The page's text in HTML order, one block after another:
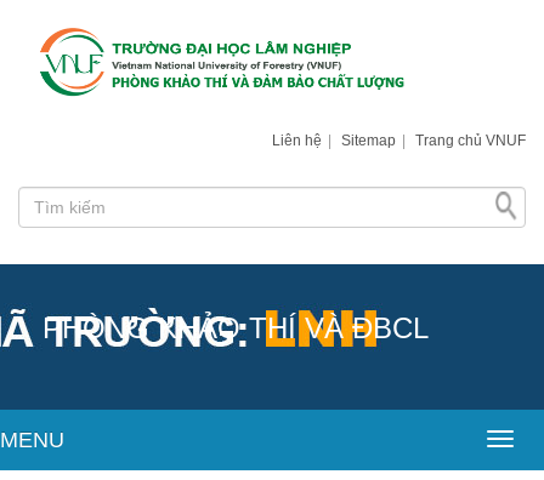
Liên hệ Sitemap Trang chủ VNUF
PHÒNG KHẢO THÍ VÀ ĐBCL
MENU